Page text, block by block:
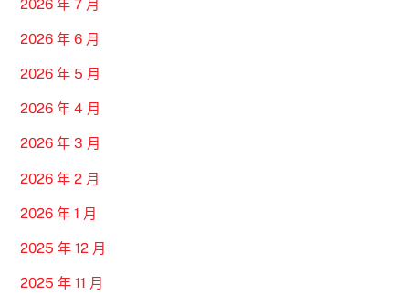
2026 年 7 月
2026 年 6 月
2026 年 5 月
2026 年 4 月
2026 年 3 月
2026 年 2 月
2026 年 1 月
2025 年 12 月
2025 年 11 月